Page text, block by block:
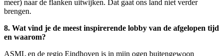
meer) naar de flanken uitwijken. Dat gaat ons land niet verder
brengen.
8. Wat vind je de meest inspirerende lobby van de afgelopen tijd
en waarom?
ASML en de regio Eindhoven is in mijn ogen buitengewoon